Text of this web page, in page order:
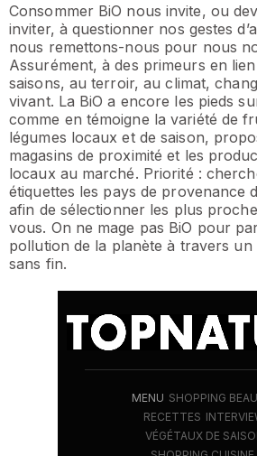
Consommer BiO nous invite, ou
inviter, à questionner nos gestes
nous remettons-nous pour nous
Assurément, à des primeurs en
saisons, au terroir, au climat,
vivant. La BiO a encore les pieds
comme en témoigne la variété de
légumes locaux et de saison,
magasins de proximité et les
locaux au marché. Priorité :
étiquettes les pays de provenance
afin de sélectionner les plus
vous. On ne mage pas BiO pour
pollution de la planète à travers
sans fin.
MENU SHOPPING
RECETTES
VÉGÉTAUX DE